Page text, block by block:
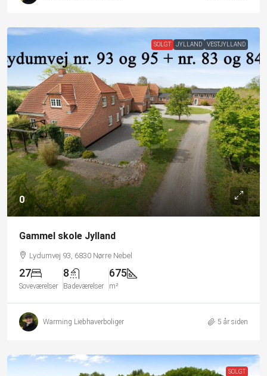
SOLGT JYLLAND VESTJYLLAND
0
Gammel skole Jylland
Lydumvej 93, 6830 Nørre Nebel
27
Soveværelser
8
Badeværelser
675
m²
Warming Liebhaverboliger 5 år siden
SOLGT